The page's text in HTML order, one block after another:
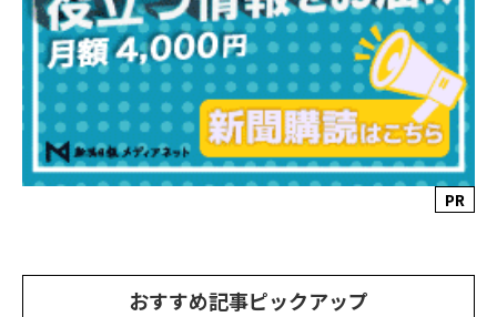
PR
おすすめ記事ピックアップ